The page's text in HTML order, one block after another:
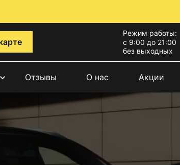
Режим работы:
с 9:00 до 21:00
без выходных
Отзывы О нас Акции